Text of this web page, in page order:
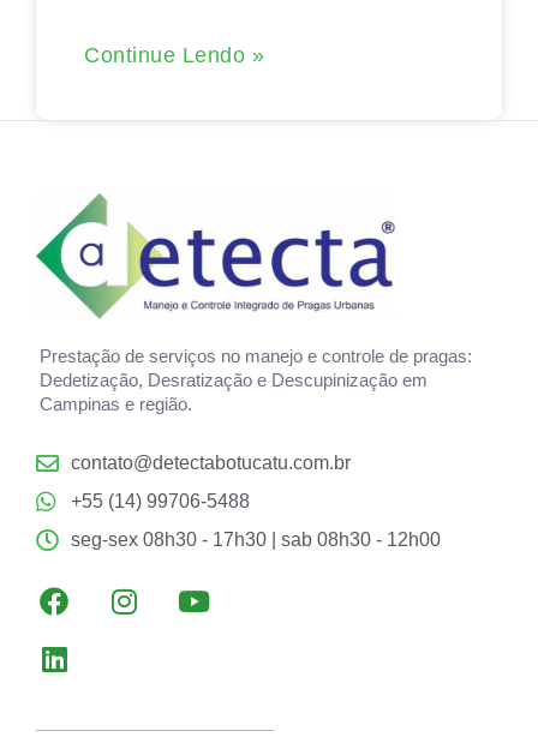
Continue Lendo »
Prestação de serviços no manejo e controle de pragas:
Dedetização, Desratização e Descupinização em
Campinas e região.
contato@detectabotucatu.com.br
+55 (14) 99706-5488
seg-sex 08h30 - 17h30 | sab 08h30 - 12h00